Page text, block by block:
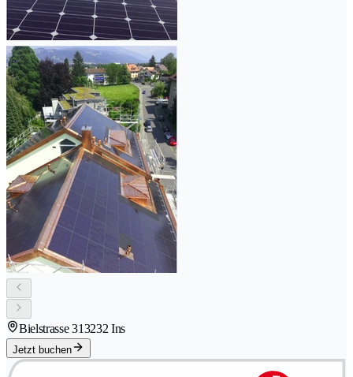
Bielstrasse 313232 Ins
Jetzt buchen